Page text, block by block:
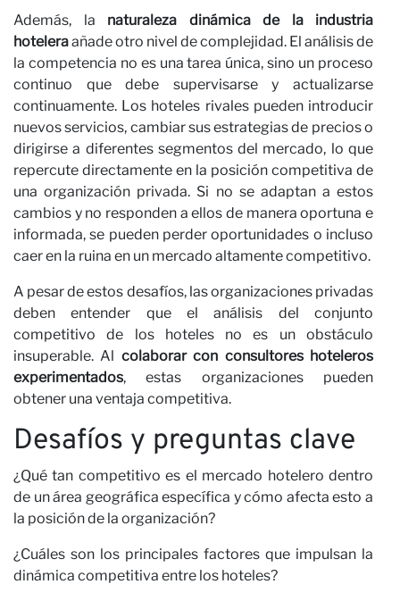
Además, la naturaleza dinámica de la industria
hoteleraañade otro nivel de complejidad. El análisis de
la competencia no es una tarea única, sino un proceso
continuo que debe supervisarse y actualizarse
continuamente. Los hoteles rivales pueden introducir
nuevos servicios, cambiar sus estrategias de precios o
dirigirse a diferentes segmentos del mercado, lo que
repercute directamente en la posición competitiva de
una organización privada. Si no se adaptan a estos
cambios y no responden a ellos de manera oportuna e
informada, se pueden perder oportunidades o incluso
caer en la ruina en un mercado altamente competitivo.
A pesar de estos desafíos, las organizaciones privadas
deben entender que el análisis del conjunto
competitivo de los hoteles no es un obstáculo
insuperable. Al colaborar con consultores hoteleros
experimentados, estas organizaciones pueden
obtener una ventaja competitiva.
Desafíos y preguntas clave
¿Qué tan competitivo es el mercado hotelero dentro
de un área geográfica específica y cómo afecta esto a
la posición de la organización?
¿Cuáles son los principales factores que impulsan la
dinámica competitiva entre los hoteles?